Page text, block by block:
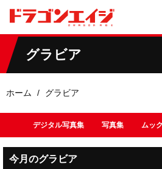
グラビア
ホーム グラビア
デジタル写真集 写真集 ムック
今月のグラビア